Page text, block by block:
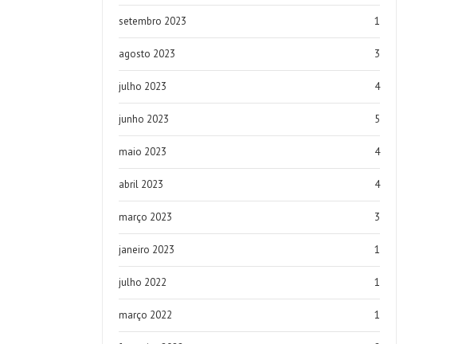
setembro 2023 1
agosto 2023 3
julho 2023 4
junho 2023 5
maio 2023 4
abril 2023 4
março 2023 3
janeiro 2023 1
julho 2022 1
março 2022 1